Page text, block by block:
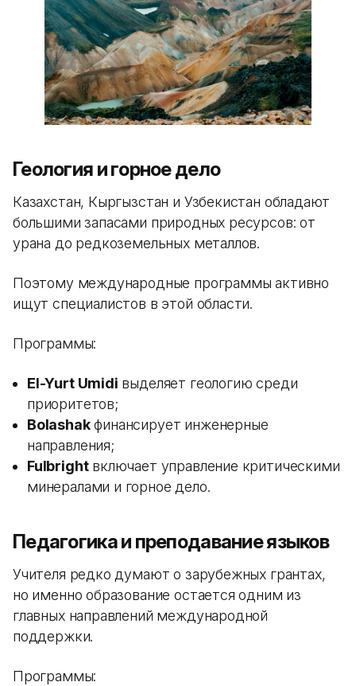
Геология и горное дело
Казахстан, Кыргызстан и Узбекистан обладают
большими запасами природных ресурсов: от
урана до редкоземельных металлов.
Поэтому международные программы активно
ищут специалистов в этой области.
Программы:
El-Yurt Umidi выделяет геологию среди
приоритетов;
Bolashakфинансирует инженерные
направления;
Fulbrightвключает управление критическими
минералами и горное дело.
Педагогика и преподавание языков
Учителя редко думают о зарубежных грантах,
но именно образование остается одним из
главных направлений международной
поддержки.
Программы: